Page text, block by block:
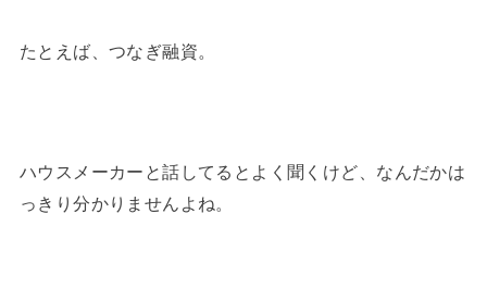
たとえば、つなぎ融資。
ハウスメーカーと話してるとよく聞くけど、なんだかは
っきり分かりませんよね。